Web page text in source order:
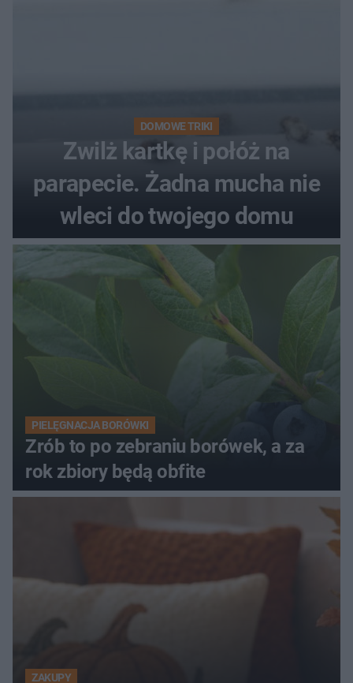
DOMOWE TRIKI
Zwilż kartkę i połóż na
parapecie. Żadna mucha nie
wleci do twojego domu
PIELĘGNACJA BORÓWKI
Zrób to po zebraniu borówek, a za
rok zbiory będą obfite
ZAKUPY